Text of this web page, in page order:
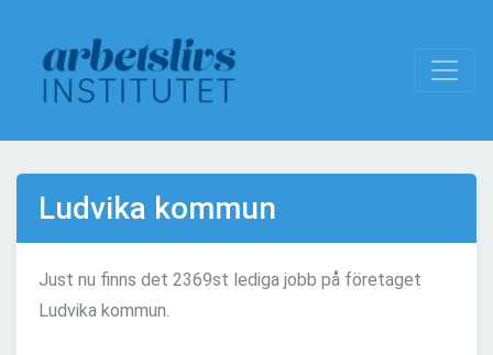
Ludvika kommun
Just nu finns det 2369st lediga jobb på företaget
Ludvika kommun.